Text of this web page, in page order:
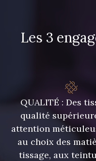
Les 3
QUALITÉ : Des
qualité
attention
au choix des
tissage, aux